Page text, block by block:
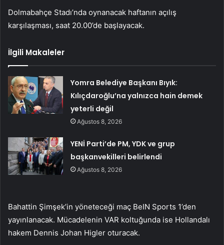
Dolmabahçe Stadı’nda oynanacak haftanın açılış
karşılaşması, saat 20.00’de başlayacak.
İlgili Makaleler
Yomra Belediye Başkanı Bıyık:
Kılıçdaroğlu’na yalnızca hain demek
yeterli değil
Ağustos 8, 2026
YENİ Parti’de PM, YDK ve grup
başkanvekilleri belirlendi
Ağustos 8, 2026
Bahattin Şimşek’in yöneteceği maç BeIN Sports 1’den
yayınlanacak. Mücadelenin VAR koltuğunda ise Hollandalı
hakem Dennis Johan Higler oturacak.